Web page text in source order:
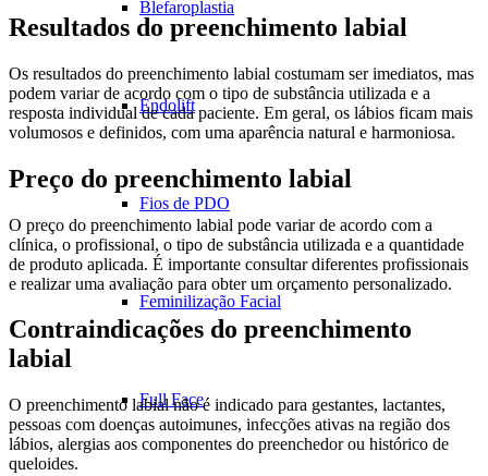
Blefaroplastia
Endolift
Fios de PDO
Feminilização Facial
Full Face
Resultados do preenchimento labial
Os resultados do preenchimento labial costumam ser imediatos, mas
podem variar de acordo com o tipo de substância utilizada e a
resposta individual de cada paciente. Em geral, os lábios ficam mais
volumosos e definidos, com uma aparência natural e harmoniosa.
Preço do preenchimento labial
O preço do preenchimento labial pode variar de acordo com a
clínica, o profissional, o tipo de substância utilizada e a quantidade
de produto aplicada. É importante consultar diferentes profissionais
e realizar uma avaliação para obter um orçamento personalizado.
Contraindicações do preenchimento
labial
O preenchimento labial não é indicado para gestantes, lactantes,
pessoas com doenças autoimunes, infecções ativas na região dos
lábios, alergias aos componentes do preenchedor ou histórico de
queloides.